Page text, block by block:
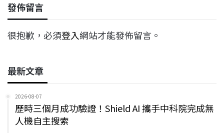
發佈留言
很抱歉，必須登入網站才能發佈留言。
最新文章
2026-08-07
歷時三個月成功驗證！Shield AI 攜手中科院完成無
人機自主搜索